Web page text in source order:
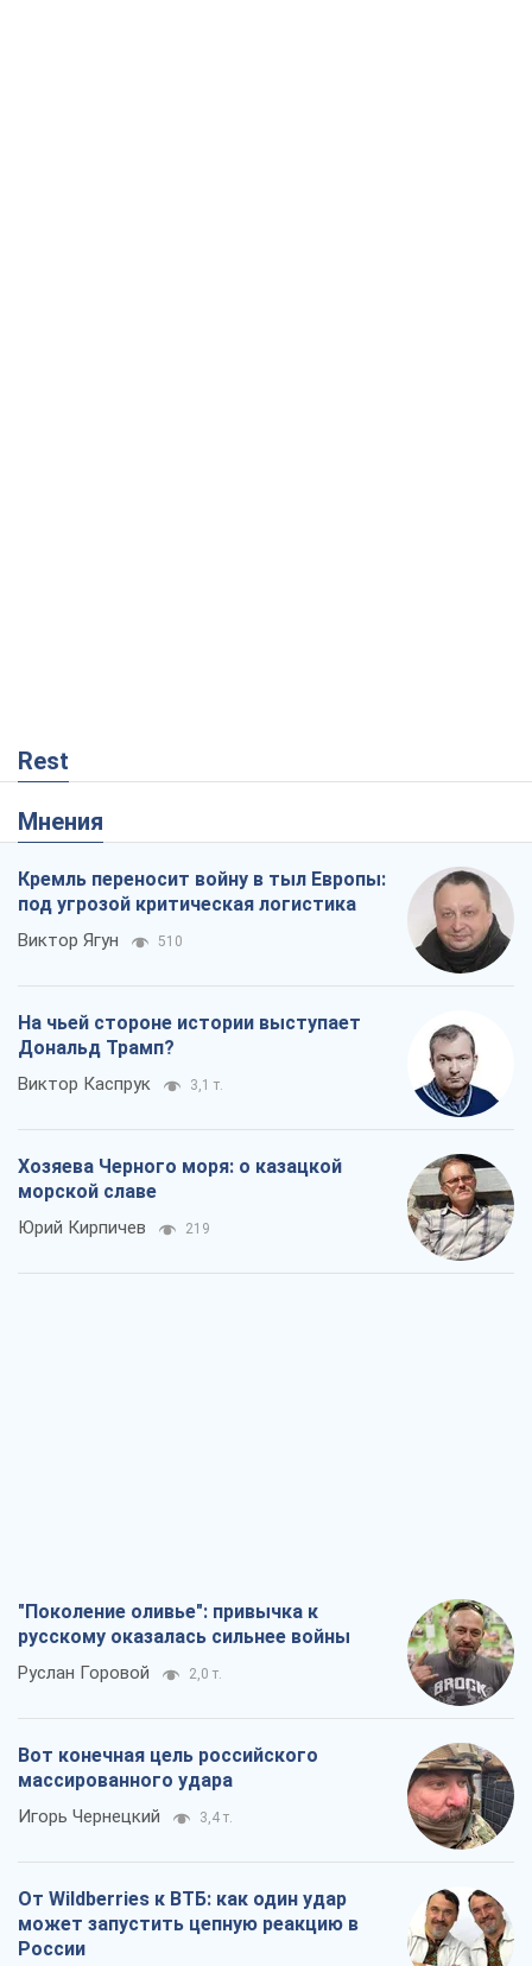
Rest
Мнения
Кремль переносит войну в тыл Европы:
под угрозой критическая логистика
Виктор Ягун 510
На чьей стороне истории выступает
Дональд Трамп?
Виктор Каспрук 3,1 т.
Хозяева Черного моря: о казацкой
морской славе
Юрий Кирпичев 219
"Поколение оливье": привычка к
русскому оказалась сильнее войны
Руслан Горовой 2,0 т.
Вот конечная цель российского
массированного удара
Игорь Чернецкий 3,4 т.
От Wildberries к ВТБ: как один удар
может запустить цепную реакцию в
России